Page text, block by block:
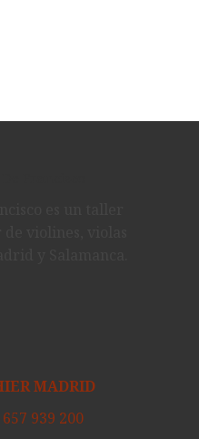
MADRID
657 939 200